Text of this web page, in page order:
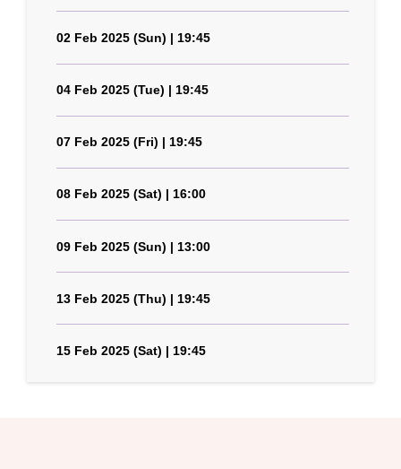
02 Feb 2025 (Sun) | 19:45
04 Feb 2025 (Tue) | 19:45
07 Feb 2025 (Fri) | 19:45
08 Feb 2025 (Sat) | 16:00
09 Feb 2025 (Sun) | 13:00
13 Feb 2025 (Thu) | 19:45
15 Feb 2025 (Sat) | 19:45